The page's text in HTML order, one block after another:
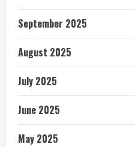
September 2025
August 2025
July 2025
June 2025
May 2025